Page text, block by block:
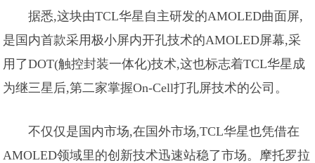
据悉,这块由TCL华星自主研发的AMOLED曲面屏,
是国内首款采用极小屏内开孔技术的AMOLED屏幕,采
用了DOT(触控封装一体化)技术,这也标志着TCL华星成
为继三星后,第二家掌握On-Cell打孔屏技术的公司。
不仅仅是国内市场,在国外市场,TCL华星也凭借在
AMOLED领域里的创新技术迅速站稳了市场。摩托罗拉